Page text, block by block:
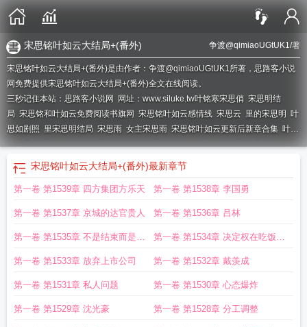
争渡@qimiaoUGtUK1/著
宋思铭叶如云大结局+(番外)
宋思铭叶如云大结局+(番外)是由作者：争渡@qimiaoUGtUK1所著，思路客小说
网免费提供宋思铭叶如云大结局+(番外)全文在线阅读。
三秒记住本站：思路客小说网 网址：www.siluke.tw叶铭寒宋思俏 宋思明结
局 宋思铭和叶如云免费阅读书旗网 宋思铭叶如云感情线 宋思云 里的宋思明 叶
思如剧照 里宋思明结局 宋思雨 女主宋思雨 宋思铭叶如云更新后新章合集 叶思
如演员叶思与宋书航叶思和宋书航宋思铭和叶如云是什么关系宋思俏叶铭寒
类似的 叶思如个人资料 宋思铭叶如云最新更新地址
雨是什么
宋思铭叶如云结局是什么 叶思如照片
叫什么名字宋思明大结局宋思俏叶铭寒宋思铭叶如云最新章节更新时间是多
宋思铭叶如云大结局+(番外)最新章节
第一卷 第1539章 四方集团方乐天 第一卷 第1538章 李国勇
第一卷 第1537章 京城的达官贵人 第一卷 第1536章 吕林
第一卷 第1535章 不是结束而是开
始
第一卷 第1534章 决定权在吃饭的
人手里
第一卷 第1533章 放弃上市公司 第一卷 第1532章 戴羡成
第一卷 第1531章 私人问题 第一卷 第1530章 心态爆炸
第一卷 第1529章 沈光豪 第一卷 第1528章 分工调整